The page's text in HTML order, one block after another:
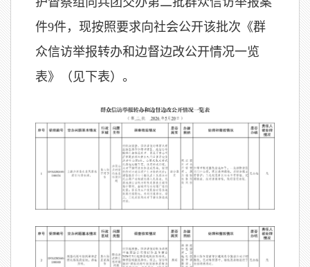
件9件，现按照要求向社会公开该批次《群
众信访举报转办和边督边改公开情况一览
表》（见下表）。